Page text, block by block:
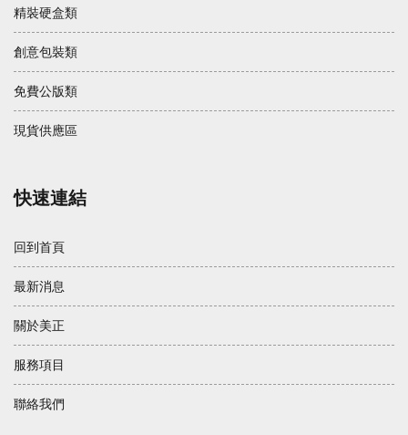
精裝硬盒類
創意包裝類
免費公版類
現貨供應區
快速連結
回到首頁
最新消息
關於美正
服務項目
聯絡我們